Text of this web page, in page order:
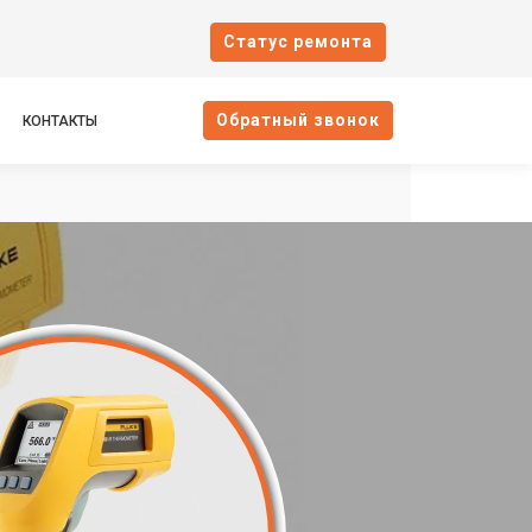
Cтатус ремонта
КОНТАКТЫ Oбратный звонок